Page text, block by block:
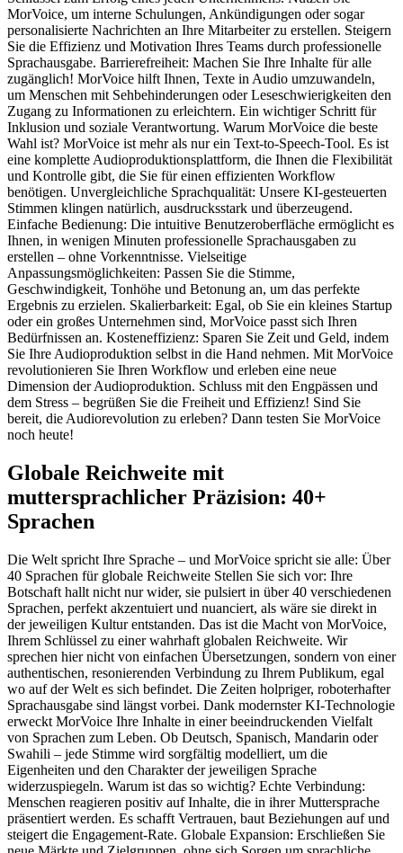
MorVoice, um interne Schulungen, Ankündigungen oder sogar
personalisierte Nachrichten an Ihre Mitarbeiter zu erstellen. Steigern
Sie die Effizienz und Motivation Ihres Teams durch professionelle
Sprachausgabe. Barrierefreiheit: Machen Sie Ihre Inhalte für alle
zugänglich! MorVoice hilft Ihnen, Texte in Audio umzuwandeln,
um Menschen mit Sehbehinderungen oder Leseschwierigkeiten den
Zugang zu Informationen zu erleichtern. Ein wichtiger Schritt für
Inklusion und soziale Verantwortung. Warum MorVoice die beste
Wahl ist? MorVoice ist mehr als nur ein Text-to-Speech-Tool. Es ist
eine komplette Audioproduktionsplattform, die Ihnen die Flexibilität
und Kontrolle gibt, die Sie für einen effizienten Workflow
benötigen. Unvergleichliche Sprachqualität: Unsere KI-gesteuerten
Stimmen klingen natürlich, ausdrucksstark und überzeugend.
Einfache Bedienung: Die intuitive Benutzeroberfläche ermöglicht es
Ihnen, in wenigen Minuten professionelle Sprachausgaben zu
erstellen – ohne Vorkenntnisse. Vielseitige
Anpassungsmöglichkeiten: Passen Sie die Stimme,
Geschwindigkeit, Tonhöhe und Betonung an, um das perfekte
Ergebnis zu erzielen. Skalierbarkeit: Egal, ob Sie ein kleines Startup
oder ein großes Unternehmen sind, MorVoice passt sich Ihren
Bedürfnissen an. Kosteneffizienz: Sparen Sie Zeit und Geld, indem
Sie Ihre Audioproduktion selbst in die Hand nehmen. Mit MorVoice
revolutionieren Sie Ihren Workflow und erleben eine neue
Dimension der Audioproduktion. Schluss mit den Engpässen und
dem Stress – begrüßen Sie die Freiheit und Effizienz! Sind Sie
bereit, die Audiorevolution zu erleben? Dann testen Sie MorVoice
noch heute!
Globale Reichweite mit
muttersprachlicher Präzision: 40+
Sprachen
Die Welt spricht Ihre Sprache – und MorVoice spricht sie alle: Über
40 Sprachen für globale Reichweite Stellen Sie sich vor: Ihre
Botschaft hallt nicht nur wider, sie pulsiert in über 40 verschiedenen
Sprachen, perfekt akzentuiert und nuanciert, als wäre sie direkt in
der jeweiligen Kultur entstanden. Das ist die Macht von MorVoice,
Ihrem Schlüssel zu einer wahrhaft globalen Reichweite. Wir
sprechen hier nicht von einfachen Übersetzungen, sondern von einer
authentischen, resonierenden Verbindung zu Ihrem Publikum, egal
wo auf der Welt es sich befindet. Die Zeiten holpriger, roboterhafter
Sprachausgabe sind längst vorbei. Dank modernster KI-Technologie
erweckt MorVoice Ihre Inhalte in einer beeindruckenden Vielfalt
von Sprachen zum Leben. Ob Deutsch, Spanisch, Mandarin oder
Swahili – jede Stimme wird sorgfältig modelliert, um die
Eigenheiten und den Charakter der jeweiligen Sprache
widerzuspiegeln. Warum ist das so wichtig? Echte Verbindung:
Menschen reagieren positiv auf Inhalte, die in ihrer Muttersprache
präsentiert werden. Es schafft Vertrauen, baut Beziehungen auf und
steigert die Engagement-Rate. Globale Expansion: Erschließen Sie